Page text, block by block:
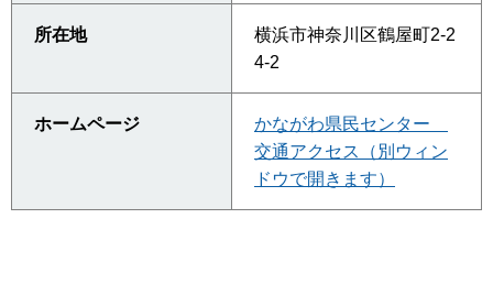
所在地
横浜市神奈川区鶴屋町2-2
4-2
ホームページ
かながわ県民センター
交通アクセス（別ウィン
ドウで開きます）